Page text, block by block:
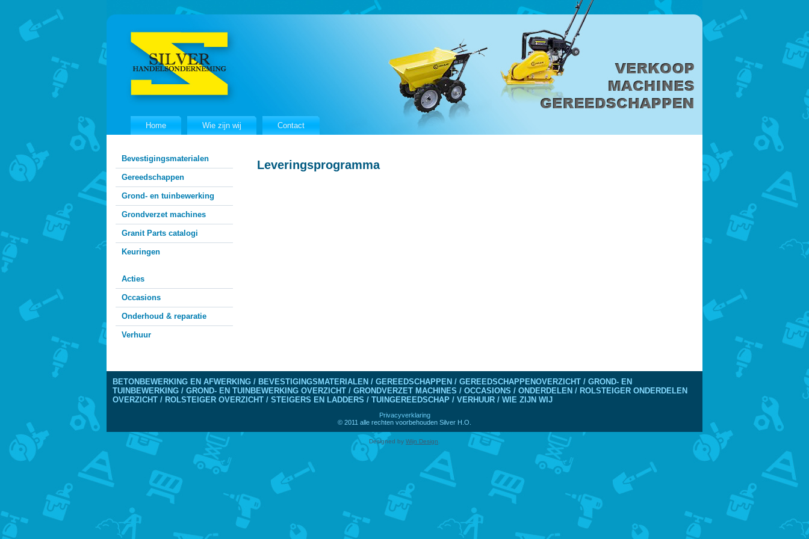
Home Wie zijn wij Contact
Bevestigingsmaterialen
Gereedschappen
Grond- en tuinbewerking
Grondverzet machines
Granit Parts catalogi
Keuringen
Acties
Occasions
Onderhoud & reparatie
Verhuur
Leveringsprogramma
BETONBEWERKING EN AFWERKING / BEVESTIGINGSMATERIALEN / GEREEDSCHAPPEN / GEREEDSCHAPPENOVERZICHT / GROND- EN
TUINBEWERKING / GROND- EN TUINBEWERKING OVERZICHT / GRONDVERZET MACHINES / OCCASIONS / ONDERDELEN / ROLSTEIGER ONDERDELEN
OVERZICHT / ROLSTEIGER OVERZICHT / STEIGERS EN LADDERS / TUINGEREEDSCHAP / VERHUUR / WIE ZIJN WIJ
Privacyverklaring
© 2011 alle rechten voorbehouden Silver H.O.
Designed by Wijn Design